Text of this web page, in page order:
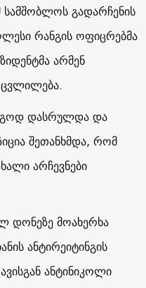
სამშობლოს გადარჩენის
რანგის ოფიცრებმა
არმენ
ცვლილება.
დასრულდა და
შეთანხმდა, რომ
არჩევნები
დონეზე მოახერხა
ანტირეიტინგის
ანტინიკოლი